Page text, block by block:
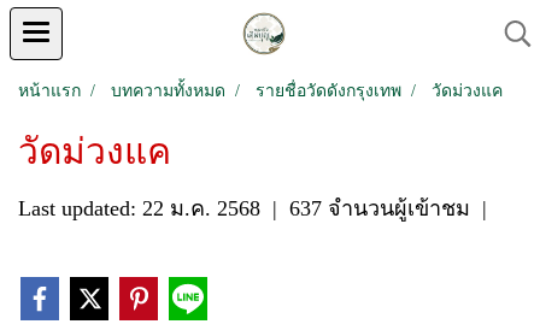
หน้าแรก บทความทั้งหมด รายชื่อวัดดังกรุงเทพ วัดม่วงแค
วัดม่วงแค
Last updated: 22 ม.ค. 2568 | 637 จำนวนผู้เข้าชม |